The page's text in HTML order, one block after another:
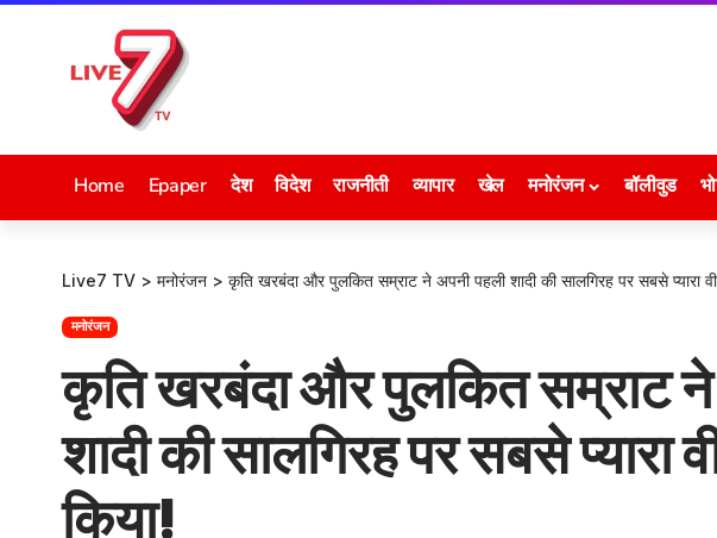
Home Epaper देश विदेश राजनीती व्यापार खेल मनोरंजन बॉलीवुड
Live7 TV > मनोरंजन > कृति खरबंदा और पुलकित सम्राट ने अपनी पहली शादी की सालगिरह पर सबसे प्यारा
मनोरंजन
कृति खरबंदा और पुलकित सम्राट ने
शादी की सालगिरह पर सबसे प्यारा
किया!